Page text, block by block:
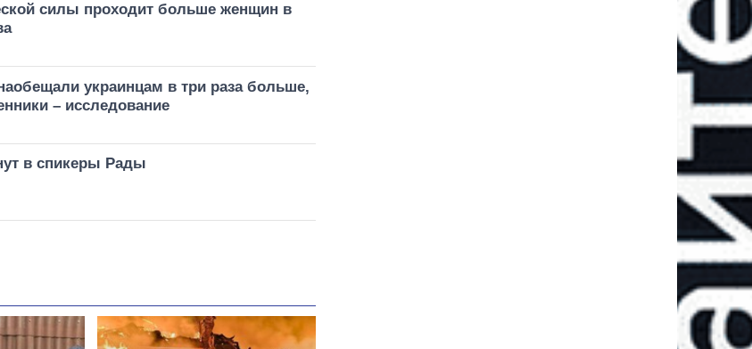
силы проходит больше женщин в
украинцам в три раза больше,
– исследование
в спикеры Рады